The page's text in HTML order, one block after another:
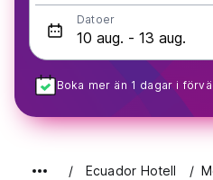
Datoer
Boka mer än 1 dagar i
Ecuador Hotell